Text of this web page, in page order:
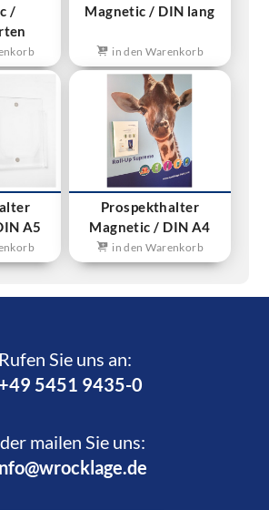
/
Magnetic / DIN lang
in den Warenkorb
A5
Prospekthalter
Magnetic / DIN A4
in den Warenkorb
Rufen Sie uns an:­
+49 5451 9435-0
mailen Sie uns: